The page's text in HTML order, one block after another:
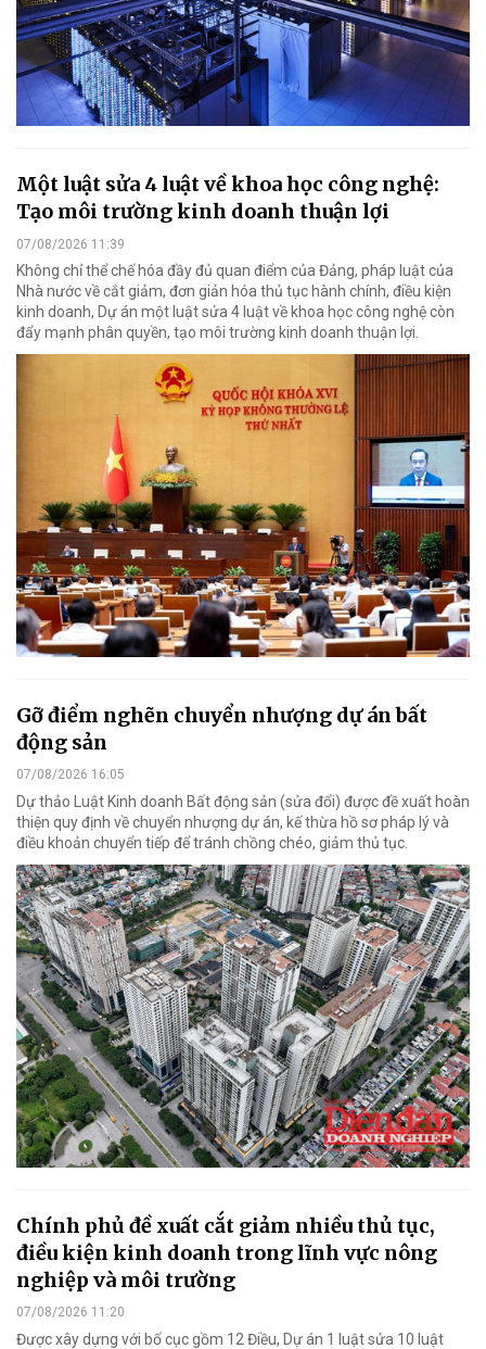
Một luật sửa 4 luật về khoa học công nghệ:
Tạo môi trường kinh doanh thuận lợi
07/08/2026 11:39
Không chỉ thể chế hóa đầy đủ quan điểm của Đảng, pháp luật của
Nhà nước về cắt giảm, đơn giản hóa thủ tục hành chính, điều kiện
kinh doanh, Dự án một luật sửa 4 luật về khoa học công nghệ còn
đẩy mạnh phân quyền, tạo môi trường kinh doanh thuận lợi.
Gỡ điểm nghẽn chuyển nhượng dự án bất
động sản
07/08/2026 16:05
Dự thảo Luật Kinh doanh Bất động sản (sửa đổi) được đề xuất hoàn
thiện quy định về chuyển nhượng dự án, kế thừa hồ sơ pháp lý và
điều khoản chuyển tiếp để tránh chồng chéo, giảm thủ tục.
Chính phủ đề xuất cắt giảm nhiều thủ tục,
điều kiện kinh doanh trong lĩnh vực nông
nghiệp và môi trường
07/08/2026 11:20
Được xây dựng với bố cục gồm 12 Điều, Dự án 1 luật sửa 10 luật